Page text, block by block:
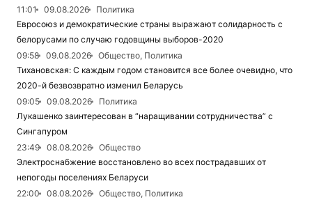
11:01
09.08.2026
Политика
Евросоюз и демократические страны выражают солидарность с
белорусами по случаю годовщины выборов-2020
09:58
09.08.2026
Общество, Политика
Тихановская: С каждым годом становится все более очевидно, что
2020-й безвозвратно изменил Беларусь
09:05
09.08.2026
Политика
Лукашенко заинтересован в “наращивании сотрудничества” с
Сингапуром
23:49
08.08.2026
Общество
Электроснабжение восстановлено во всех пострадавших от
непогоды поселениях Беларуси
22:00
08.08.2026
Общество, Политика